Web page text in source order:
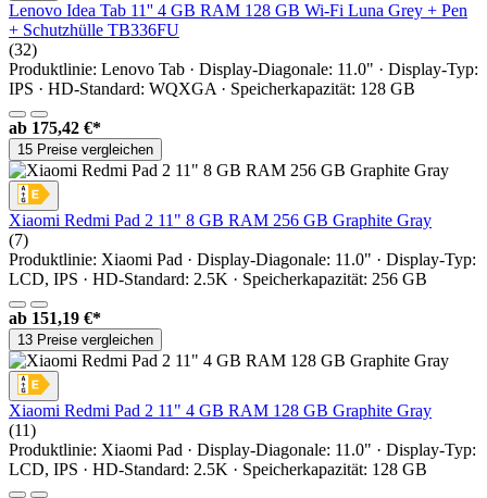
Lenovo Idea Tab 11'' 4 GB RAM 128 GB Wi-Fi Luna Grey + Pen
+ Schutzhülle TB336FU
(32)
Produktlinie: Lenovo Tab · Display-Diagonale: 11.0" · Display-Typ:
IPS · HD-Standard: WQXGA · Speicherkapazität: 128 GB
ab 175,42 €*
15 Preise vergleichen
Xiaomi Redmi Pad 2 11" 8 GB RAM 256 GB Graphite Gray
(7)
Produktlinie: Xiaomi Pad · Display-Diagonale: 11.0" · Display-Typ:
LCD, IPS · HD-Standard: 2.5K · Speicherkapazität: 256 GB
ab 151,19 €*
13 Preise vergleichen
Xiaomi Redmi Pad 2 11" 4 GB RAM 128 GB Graphite Gray
(11)
Produktlinie: Xiaomi Pad · Display-Diagonale: 11.0" · Display-Typ:
LCD, IPS · HD-Standard: 2.5K · Speicherkapazität: 128 GB